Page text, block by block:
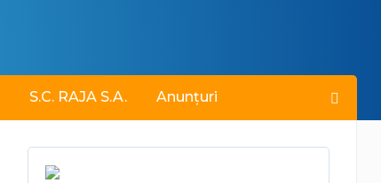
S.C. RAJA S.A. Anunțuri